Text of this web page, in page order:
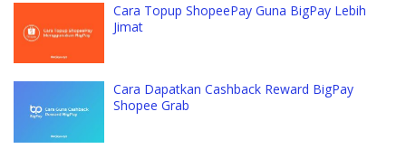
Cara Topup ShopeePay Guna BigPay Lebih
Jimat
Cara Dapatkan Cashback Reward BigPay
Shopee Grab